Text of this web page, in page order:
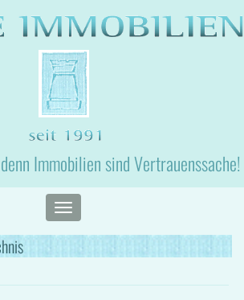
Immobilien sind Vertrauenssache!
Toggle
navigation